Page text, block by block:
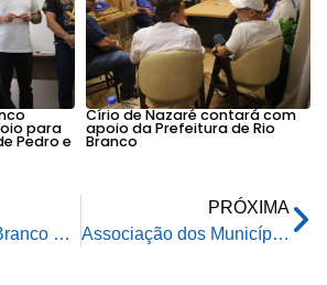
para
Pedro e
Círio de Nazaré contará com
apoio da Prefeitura de Rio
Branco
Prefeito de Rio Branco e senador visitam bairro Ayrton Senna e conversam sobre o pós-enchente
PRÓXIMA
Associação dos Municípios do Acre realiza a I Assembleia Geral Ordinária de 2023